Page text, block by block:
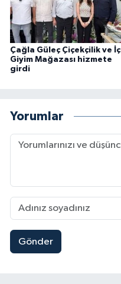
Çağla Güleç Çiçekçilik ve İç
Giyim Mağazası hizmete
girdi
Yorumlar
Gönder